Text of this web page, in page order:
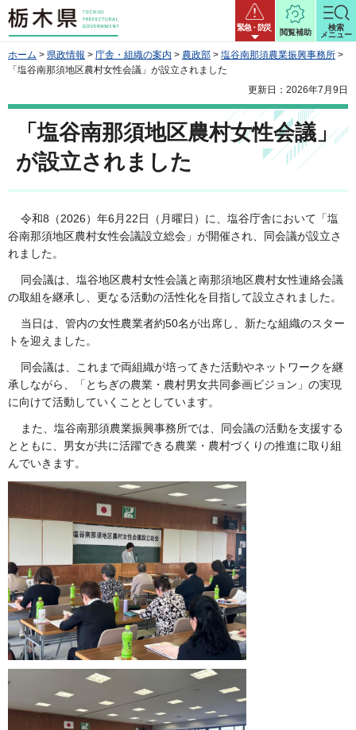
栃木県 緊急・防災
閲覧補助
検索
メニュー
ホーム > 県政情報 > 庁舎・組織の案内 > 農政部 > 塩谷南那須農業振興事務所 >
「塩谷南那須地区農村女性会議」が設立されました
更新日：2026年7月9日
「塩谷南那須地区農村女性会議」
が設立されました
令和8（2026）年6月22日（月曜日）に、塩谷庁舎において「塩
谷南那須地区農村女性会議設立総会」が開催され、同会議が設立さ
れました。
同会議は、塩谷地区農村女性会議と南那須地区農村女性連絡会議
の取組を継承し、更なる活動の活性化を目指して設立されました。
当日は、管内の女性農業者約50名が出席し、新たな組織のスター
トを迎えました。
同会議は、これまで両組織が培ってきた活動やネットワークを継
承しながら、「とちぎの農業・農村男女共同参画ビジョン」の実現
に向けて活動していくこととしています。
また、塩谷南那須農業振興事務所では、同会議の活動を支援する
とともに、男女が共に活躍できる農業・農村づくりの推進に取り組
んでいきます。